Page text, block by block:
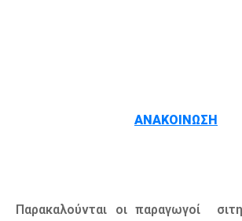
ΑΝΑΚΟΙΝΩΣΗ
Παρακαλούνται οι παραγωγοί